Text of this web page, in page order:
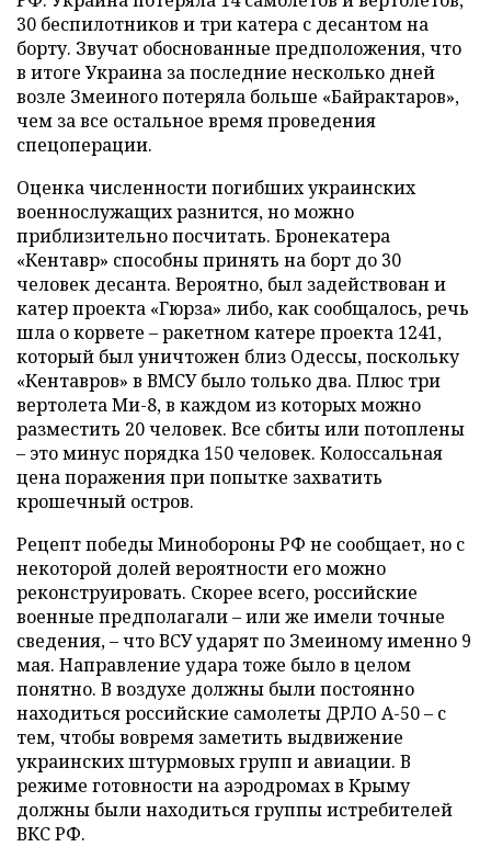
30 беспилотников и три катера с десантом на
борту. Звучат обоснованные предположения, что
в итоге Украина за последние несколько дней
возле Змеиного потеряла больше «Байрактаров»,
чем за все остальное время проведения
спецоперации.
Оценка численности погибших украинских
военнослужащих разнится, но можно
приблизительно посчитать. Бронекатера
«Кентавр» способны принять на борт до 30
человек десанта. Вероятно, был задействован и
катер проекта «Гюрза» либо, как сообщалось, речь
шла о корвете – ракетном катере проекта 1241,
который был уничтожен близ Одессы, поскольку
«Кентавров» в ВМСУ было только два. Плюс три
вертолета Ми-8, в каждом из которых можно
разместить 20 человек. Все сбиты или потоплены
– это минус порядка 150 человек. Колоссальная
цена поражения при попытке захватить
крошечный остров.
Рецепт победы Минобороны РФ не сообщает, но с
некоторой долей вероятности его можно
реконструировать. Скорее всего, российские
военные предполагали – или же имели точные
сведения, – что ВСУ ударят по Змеиному именно 9
мая. Направление удара тоже было в целом
понятно. В воздухе должны были постоянно
находиться российские самолеты ДРЛО А-50 – с
тем, чтобы вовремя заметить выдвижение
украинских штурмовых групп и авиации. В
режиме готовности на аэродромах в Крыму
должны были находиться группы истребителей
ВКС РФ.